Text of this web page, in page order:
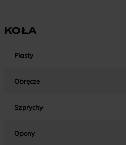
KOŁA
Piasty
Obręcze
Szprychy
Opony